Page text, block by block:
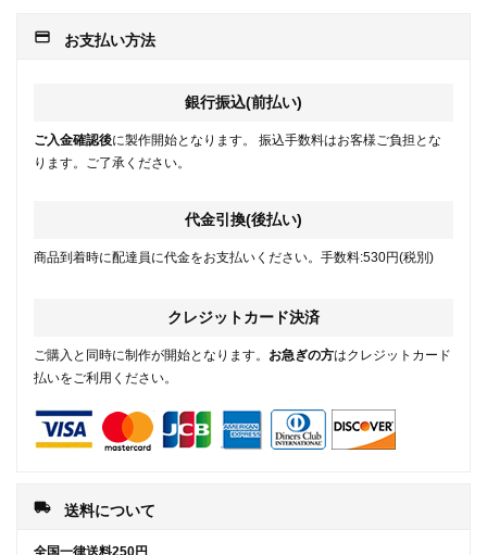
payment お支払い方法
銀行振込(前払い)
ご入金確認後に製作開始となります。 振込手数料はお客様ご負担とな
ります。ご了承ください。
代金引換(後払い)
商品到着時に配達員に代金をお支払いください。手数料:530円(税別)
クレジットカード決済
ご購入と同時に制作が開始となります。 お急ぎの方はクレジットカード
払いをご利用ください。
local_shipping 送料について
全国一律送料250円